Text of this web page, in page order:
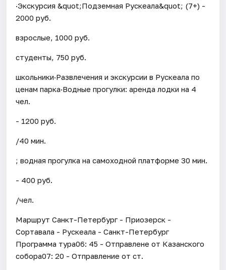
·Экскурсия &quot;Подземная Рускеала&quot; (7+) -
2000 руб.
взрослые, 1000 руб.
студенты, 750 руб.
школьники·Развлечения и экскурсии в Рускеала по
ценам парка·Водные прогулки: аренда лодки на 4
чел.
- 1200 руб.
/40 мин.
; водная прогулка на самоходной платформе 30 мин.
- 400 руб.
/чел.
Маршрут Санкт-Петербург - Приозерск -
Сортавала - Рускеала - Санкт-Петербург
Программа тура06: 45 - Отправлене от Казанского
собора07: 20 - Отправление от ст.